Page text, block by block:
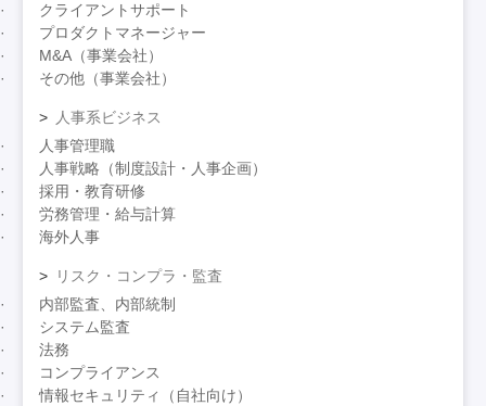
クライアントサポート
プロダクトマネージャー
M&A（事業会社）
その他（事業会社）
人事系ビジネス
人事管理職
人事戦略（制度設計・人事企画）
採用・教育研修
労務管理・給与計算
海外人事
リスク・コンプラ・監査
内部監査、内部統制
システム監査
法務
コンプライアンス
情報セキュリティ（自社向け）